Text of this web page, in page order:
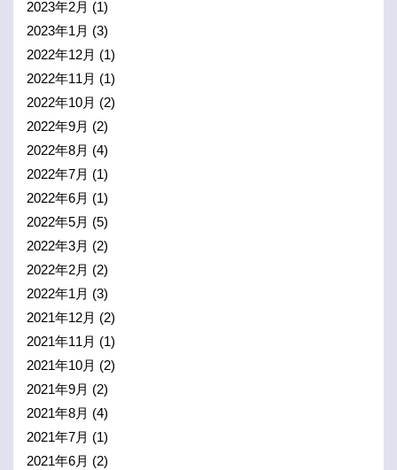
2023年2月 (1)
2023年1月 (3)
2022年12月 (1)
2022年11月 (1)
2022年10月 (2)
2022年9月 (2)
2022年8月 (4)
2022年7月 (1)
2022年6月 (1)
2022年5月 (5)
2022年3月 (2)
2022年2月 (2)
2022年1月 (3)
2021年12月 (2)
2021年11月 (1)
2021年10月 (2)
2021年9月 (2)
2021年8月 (4)
2021年7月 (1)
2021年6月 (2)